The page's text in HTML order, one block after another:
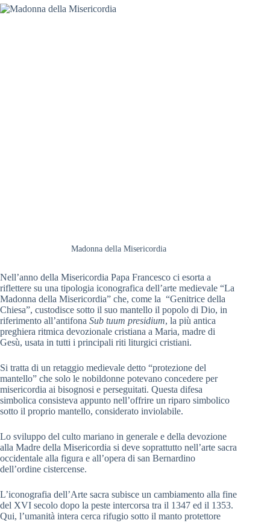
Madonna della Misericordia
Nell’anno della Misericordia Papa Francesco ci esorta a
riflettere su una tipologia iconografica dell’arte medievale “La
Madonna della Misericordia” che, come la “Genitrice della
Chiesa”, custodisce sotto il suo mantello il popolo di Dio, in
riferimento all’antifona Sub tuum presidium, la più antica
preghiera ritmica devozionale cristiana a Maria, madre di
Gesù, usata in tutti i principali riti liturgici cristiani.
Si tratta di un retaggio medievale detto “protezione del
mantello” che solo le nobildonne potevano concedere per
misericordia ai bisognosi e perseguitati. Questa difesa
simbolica consisteva appunto nell’offrire un riparo simbolico
sotto il proprio mantello, considerato inviolabile.
Lo sviluppo del culto mariano in generale e della devozione
alla Madre della Misericordia si deve soprattutto nell’arte sacra
occidentale alla figura e all’opera di san Bernardino
dell’ordine cistercense.
L’iconografia dell’Arte sacra subisce un cambiamento alla fine
del XVI secolo dopo la peste intercorsa tra il 1347 ed il 1353.
Qui, l’umanità intera cerca rifugio sotto il manto protettore